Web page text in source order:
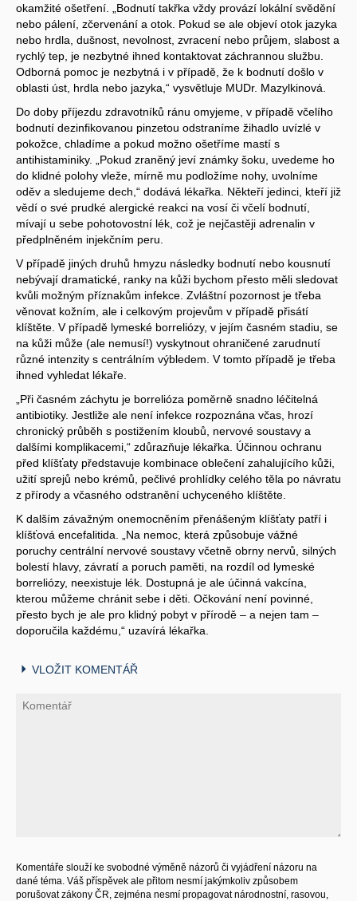
okamžité ošetření. „Bodnutí takřka vždy provází lokální svědění
nebo pálení, zčervenání a otok. Pokud se ale objeví otok jazyka
nebo hrdla, dušnost, nevolnost, zvracení nebo průjem, slabost a
rychlý tep, je nezbytné ihned kontaktovat záchrannou službu.
Odborná pomoc je nezbytná i v případě, že k bodnutí došlo v
oblasti úst, hrdla nebo jazyka,“ vysvětluje MUDr. Mazylkinová.
Do doby příjezdu zdravotníků ránu omyjeme, v případě včelího
bodnutí dezinfikovanou pinzetou odstraníme žihadlo uvízlé v
pokožce, chladíme a pokud možno ošetříme mastí s
antihistaminiky. „Pokud zraněný jeví známky šoku, uvedeme ho
do klidné polohy vleže, mírně mu podložíme nohy, uvolníme
oděv a sledujeme dech,“ dodává lékařka. Někteří jedinci, kteří již
vědí o své prudké alergické reakci na vosí či včelí bodnutí,
mívají u sebe pohotovostní lék, což je nejčastěji adrenalin v
předplněném injekčním peru.
V případě jiných druhů hmyzu následky bodnutí nebo kousnutí
nebývají dramatické, ranky na kůži bychom přesto měli sledovat
kvůli možným příznakům infekce. Zvláštní pozornost je třeba
věnovat kožním, ale i celkovým projevům v případě přisátí
klíštěte. V případě lymeské borreliózy, v jejím časném stadiu, se
na kůži může (ale nemusí!) vyskytnout ohraničené zarudnutí
různé intenzity s centrálním výbledem. V tomto případě je třeba
ihned vyhledat lékaře.
„Při časném záchytu je borrelióza poměrně snadno léčitelná
antibiotiky. Jestliže ale není infekce rozpoznána včas, hrozí
chronický průběh s postižením kloubů, nervové soustavy a
dalšími komplikacemi,“ zdůrazňuje lékařka. Účinnou ochranu
před klíšťaty představuje kombinace oblečení zahalujícího kůži,
užití sprejů nebo krémů, pečlivé prohlídky celého těla po návratu
z přírody a včasného odstranění uchyceného klíštěte.
K dalším závažným onemocněním přenášeným klíšťaty patří i
klíšťová encefalitida. „Na nemoc, která způsobuje vážné
poruchy centrální nervové soustavy včetně obrny nervů, silných
bolestí hlavy, závratí a poruch paměti, na rozdíl od lymeské
borreliózy, neexistuje lék. Dostupná je ale účinná vakcína,
kterou můžeme chránit sebe i děti. Očkování není povinné,
přesto bych je ale pro klidný pobyt v přírodě – a nejen tam –
doporučila každému,“ uzavírá lékařka.
VLOŽIT KOMENTÁŘ
Komentáře slouží ke svobodné výměně názorů či vyjádření názoru na
dané téma. Váš příspěvek ale přitom nesmí jakýmkoliv způsobem
porušovat zákony ČR, zejména nesmí propagovat národnostní, rasovou,